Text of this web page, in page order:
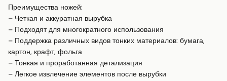
Преимущества ножей:
– Четкая и аккуратная вырубка
– Подходят для многократного использования
– Поддержка различных видов тонких материалов: бумага,
картон, крафт, фольга
– Тонкая и проработанная детализация
– Легкое извлечение элементов после вырубки